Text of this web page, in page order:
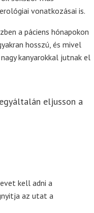
vonatkozásai is.
a páciens hónapokon
hosszú, és mivel
kanyarokkal jutnak el
eljusson a
kell adni a
az utat a